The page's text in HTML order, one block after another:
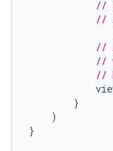
//
//
//
//
//
}
)
}